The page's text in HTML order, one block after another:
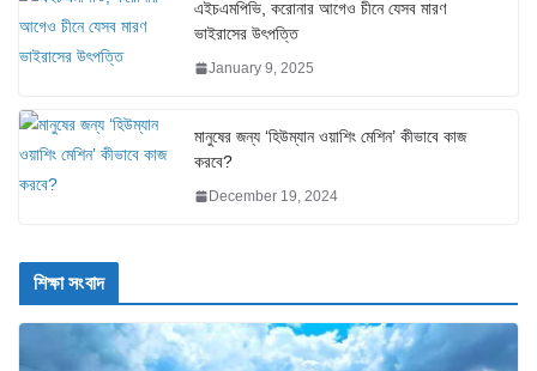
এইচএমপিভি, করোনার আগেও চীনে যেসব মারণ
ভাইরাসের উৎপত্তি
January 9, 2025
মানুষের জন্য ‘হিউম্যান ওয়াশিং মেশিন’ কীভাবে কাজ
করবে?
December 19, 2024
শিক্ষা সংবাদ